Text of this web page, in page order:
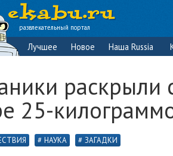
развлекательный портал
Лучшее Новое Наша Russia
раскрыли
25-
НАУКА ЗАГАДКИ